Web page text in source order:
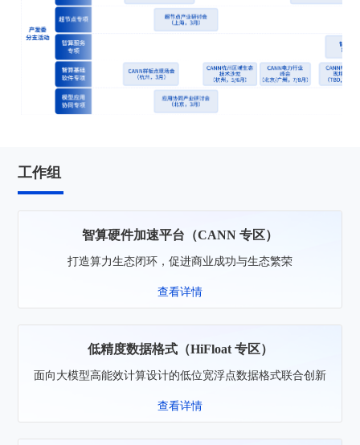
工作组
智算硬件加速平台（CANN 专区）
打造算力生态闭环，促进商业成功与生态繁荣
查看详情
低精度数据格式（HiFloat 专区）
面向大模型高能效计算设计的低位宽浮点数据格式联合创新
查看详情